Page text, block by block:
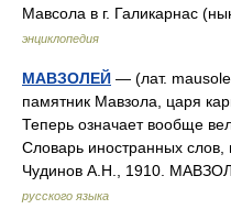
Мавсола в г. Галикарнас
энциклопедия
МАВЗОЛЕЙ — (лат.
памятник Мавзола, царя
Теперь означает вообще
Словарь иностранных слов,
Чудинов А.Н., 1910.
русского языка